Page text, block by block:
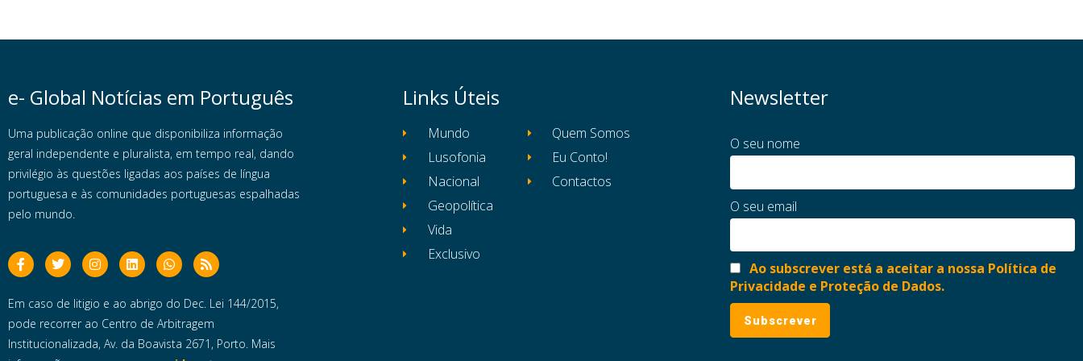
e- Global Notícias em Português
Uma publicação online que disponibiliza informação
geral independente e pluralista, em tempo real, dando
privilégio às questões ligadas aos países de língua
portuguesa e às comunidades portuguesas espalhadas
pelo mundo.
Em caso de litigio e ao abrigo do Dec. Lei 144/2015,
pode recorrer ao Centro de Arbitragem
Institucionalizada, Av. da Boavista 2671, Porto. Mais
Links Úteis
Mundo
Lusofonia
Nacional
Geopolítica
Vida
Exclusivo
Quem Somos
Eu Conto!
Contactos
Newsletter
O seu nome
O seu email
Ao subscrever está a aceitar a nossa Política de
Privacidade e Proteção de Dados.